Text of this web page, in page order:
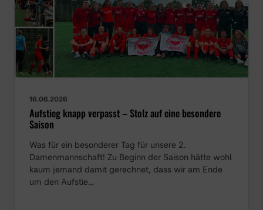
16.06.2026
Aufstieg knapp verpasst – Stolz auf eine besondere
Saison
Was für ein besonderer Tag für unsere 2.
Damenmannschaft! Zu Beginn der Saison hätte wohl
kaum jemand damit gerechnet, dass wir am Ende
um den Aufstie…